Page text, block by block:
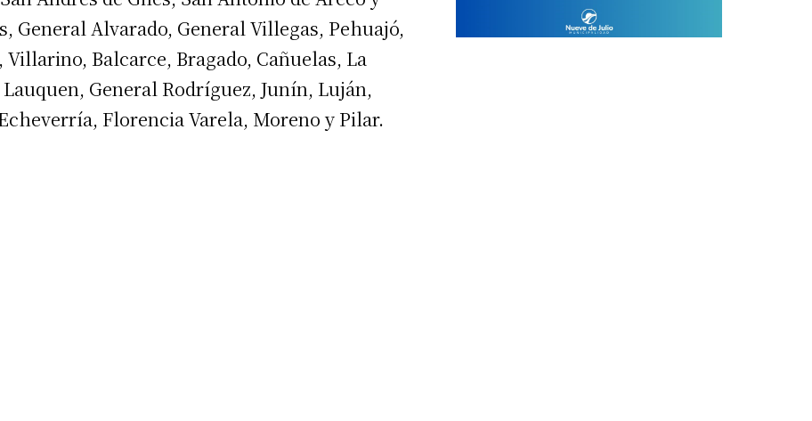
General Alvarado, General Villegas, Pehuajó,
Balcarce, Bragado, Cañuelas, La
General Rodríguez, Junín, Luján,
Florencia Varela, Moreno y Pilar.